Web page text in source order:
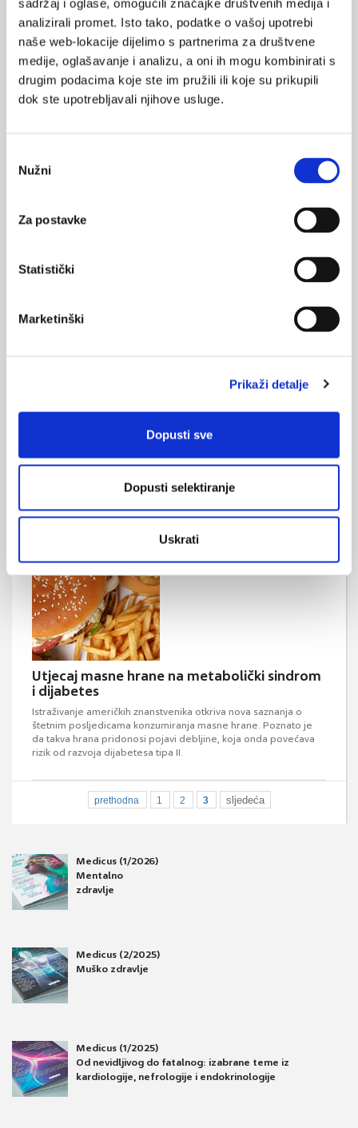
sadržaj i oglase, omogućili značajke društvenih medija i
analizirali promet. Isto tako, podatke o vašoj upotrebi
naše web-lokacije dijelimo s partnerima za društvene
medije, oglašavanje i analizu, a oni ih mogu kombinirati s
drugim podacima koje ste im pružili ili koje su prikupili
dok ste upotrebljavali njihove usluge.
pristanka
Nužni
Za postavke
Statistički
Marketinški
Prikaži detalje
Dopusti sve
Dopusti selektiranje
Uskrati
Američko udruženje kojem je cilj prevencija bolesti (U.S.
Preventive Services Task Force, USPSFT) smatra da je nužan
probir odraslih osoba s visokim rizikom za dijabetes tipa 2 i
inzulinsku rezistenciju.
Helicobacter pylori i inzulinska rezistencija
Ekstragastrične ili ekstraintestinalne manifestacije infekcije
posljednje vrijeme taj se mikroorganizam povezuje i s
inzulinskom rezistencijom (IR), objavljeno je u Liječničkom
Pioglitazon - ključ inzulinske rezistencije
Definirati dijabetes jednom rečenicom nije jednostavno kao
niz godina jasno da se radi o poremećaju koji ima implikaciju na
njegove podvrste prepoznati su u sklopu raznih sindroma koji
Utjecaj masne hrane na metabolički sindrom
i dijabetes
Istraživanje američkih znanstvenika otkriva nova saznanja o
štetnim posljedicama konzumiranja masne hrane. Poznato je
da takva hrana pridonosi pojavi debljine, koja onda povećava
rizik od razvoja dijabetesa tipa II.
prethodna 1 2 3 sljedeća
Medicus (1/2026)
Mentalno
zdravlje
Medicus (2/2025)
Muško zdravlje
Medicus (1/2025)
Od nevidljivog do fatalnog: izabrane teme iz
kardiologije, nefrologije i endokrinologije